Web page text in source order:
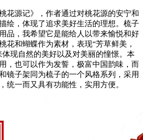
花源记》，作者通过对桃花源的安宁和
绘，体现了追求美好生活的理想。梳子
品，我希望它是能给人以带来愉悦和好
花和蝴蝶作为素材，表现“芳草鲜美，
体现自然的美好以及对美丽的憧憬。本
，也可以作为发誓，极富中国韵味，而
镜子架同为梳子的一个风格系列，采用
统一而又具有功能性，实用方便。